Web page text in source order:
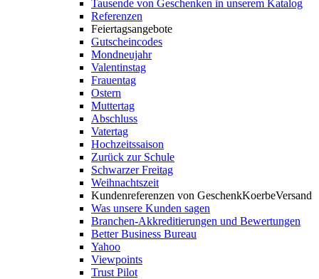
Tausende von Geschenken in unserem Katalog
Referenzen
Feiertagsangebote
Gutscheincodes
Mondneujahr
Valentinstag
Frauentag
Ostern
Muttertag
Abschluss
Vatertag
Hochzeitssaison
Zurück zur Schule
Schwarzer Freitag
Weihnachtszeit
Kundenreferenzen von GeschenkKoerbeVersand
Was unsere Kunden sagen
Branchen-Akkreditierungen und Bewertungen
Better Business Bureau
Yahoo
Viewpoints
Trust Pilot